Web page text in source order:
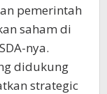
pemerintah
saham di
nya.
didukung
strategic